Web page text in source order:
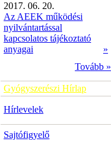
2017. 06. 20.
Az AEEK működési
nyilvántartással
kapcsolatos tájékoztató
anyagai
»
Tovább »
Gyógyszerészi Hírlap
Hírlevelek
Sajtófigyelő